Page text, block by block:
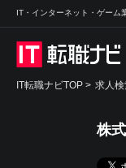
IT・インターネット・ゲーム
IT転職ナビTOP > 求人
株